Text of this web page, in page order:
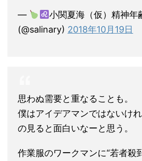
—
小関夏海（仮）精神年
(@salinary) 2018年10月19日
思わぬ需要と重なることも。
僕はアイデアマンではないけ
の見ると面白いなーと思う。
作業服のワークマンに“若者殺